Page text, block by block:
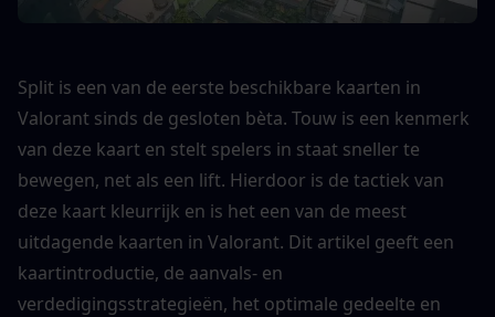
Split is een van de eerste beschikbare kaarten in
Valorant sinds de gesloten bèta. Touw is een kenmerk
van deze kaart en stelt spelers in staat sneller te
bewegen, net als een lift. Hierdoor is de tactiek van
deze kaart kleurrijk en is het een van de meest
uitdagende kaarten in Valorant. Dit artikel geeft een
kaartintroductie, de aanvals- en
verdedigingsstrategieën, het optimale gedeelte en